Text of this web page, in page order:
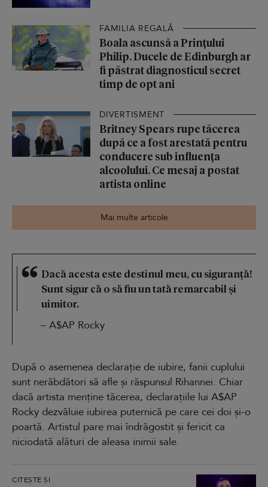
FAMILIA REGALĂ
Boala ascunsă a Prințului
Philip. Ducele de Edinburgh ar
fi păstrat diagnosticul secret
timp de opt ani
DIVERTISMENT
Britney Spears rupe tăcerea
după ce a fost arestată pentru
conducere sub influența
alcoolului. Ce mesaj a postat
artista online
Mai multe articole
Dacă acesta este destinul meu, cu siguranță!
Sunt sigur că o să fiu un tată remarcabil și
uimitor.
– A$AP Rocky
După o asemenea declarație de iubire, fanii cuplului
sunt nerăbdători să afle și răspunsul Rihannei. Chiar
dacă artista menține tăcerea, declarațiile lui A$AP
Rocky dezvăluie iubirea puternică pe care cei doi și-o
poartă. Artistul pare mai îndrăgostit și fericit ca
niciodată alături de aleasa inimii sale.
CITEȘTE ȘI